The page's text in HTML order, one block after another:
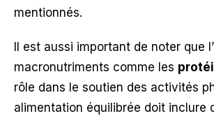
mentionnés.
Il est aussi important de noter que
macronutriments comme les
rôle dans le soutien des activités
alimentation équilibrée doit inclure